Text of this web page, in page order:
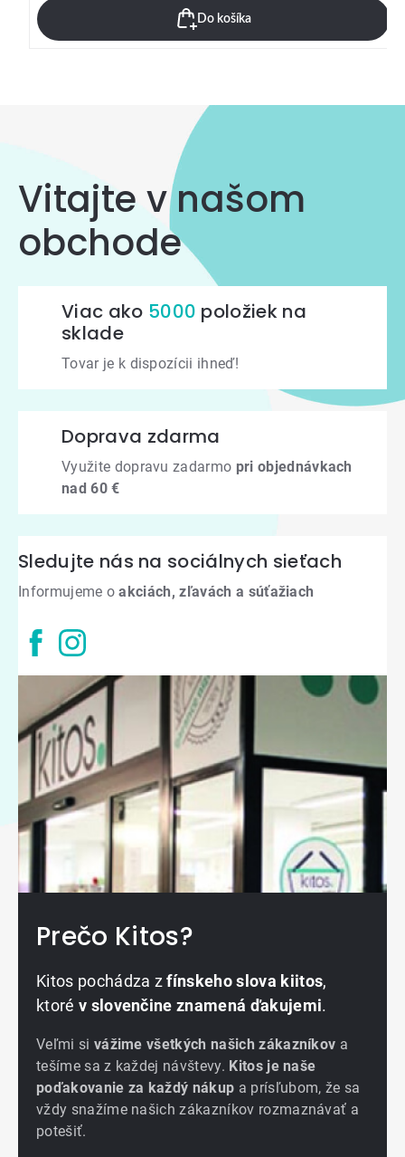
Do košíka
Vitajte v našom
obchode
Viac ako 5000 položiek na
sklade
Tovar je k dispozícii ihneď!
Doprava zdarma
Využite dopravu zadarmo pri objednávkach
nad 60 €
Sledujte nás na sociálnych sieťach
Informujeme oakciách, zľavách a súťažiach
Prečo Kitos?
Kitos pochádza zfínskeho slova kiitos,
ktoré v slovenčine znamená ďakujemi.
Veľmi si vážime všetkých našich zákazníkov a
tešíme sa z každej návštevy. Kitos je naše
poďakovanie za každý nákup a prísľubom, že sa
vždy snažíme našich zákazníkov rozmaznávať a
potešiť.